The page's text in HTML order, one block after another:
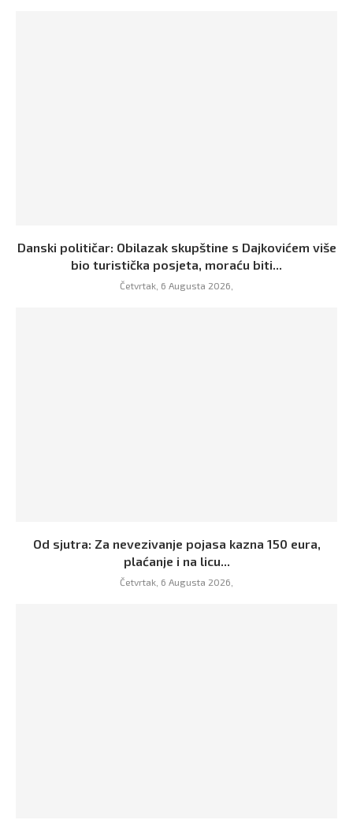
Danski političar: Obilazak skupštine s Dajkovićem više
bio turistička posjeta, moraću biti...
Četvrtak, 6 Augusta 2026,
Od sjutra: Za nevezivanje pojasa kazna 150 eura,
plaćanje i na licu...
Četvrtak, 6 Augusta 2026,